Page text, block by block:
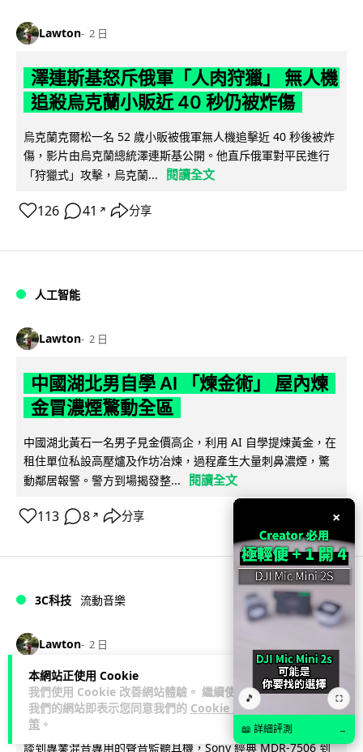
本網站正使用 Cookie
我們使用 Cookie 改善網站體驗。 繼續使用
我們的網站即表示您同意我們的 Cookie 政
策 。
Lawton 2 日
澤連斯基怒斥俄軍「人肉狩獵」 無人機
追殺烏克蘭小販近 40 秒仍被炸傷
烏克蘭克爾松一名 52 歲小販被俄軍無人機追擊近 40 秒後被炸
傷，影片由烏克蘭總統澤連斯基公開。他直斥俄軍對平民進行
「狩獵式」攻擊，烏克蘭...
閱讀全文
126 41 ↗ 分享
人工智能
Lawton 2 日
中國湖北男自學 AI 「煉金術」 屋內煉
金冒濃煙驚動全區
中國湖北黃石一名男子見金價高企，利用 AI 自學提煉黃金，在
租住單位私設高壓爐及作坊冶煉，過程產生大量刺鼻濃煙，驚
動鄰居報警。警方到場揭發整...
閱讀全文
113 8 ↗ 分享
3C科技 流動音樂
Lawton 2 日 89
【評測】Sony IER-M500 入耳式監聽
耳機：現場拍攝、後製監聽與人聲利器
談到專業混音專用的聲音監聽耳機，Sony 經典 MDR-7506 到
×
🎵 ⛶
📖 詳細評測 →